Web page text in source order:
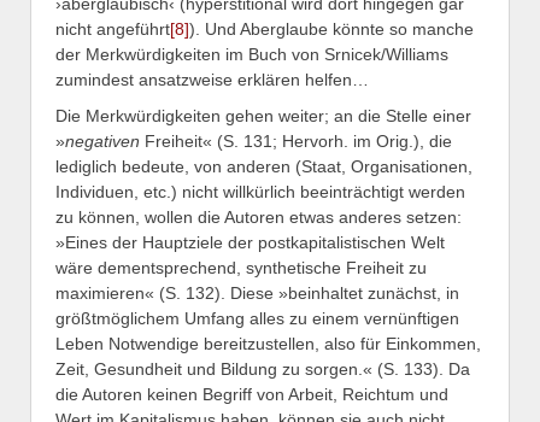
nicht angeführt[8]). Und Aberglaube könnte so manche
der Merkwürdigkeiten im Buch von Srnicek/Williams
zumindest ansatzweise erklären helfen…
Die Merkwürdigkeiten gehen weiter; an die Stelle einer
»negativen Freiheit« (S. 131; Hervorh. im Orig.), die
lediglich bedeute, von anderen (Staat, Organisationen,
Individuen, etc.) nicht willkürlich beeinträchtigt werden
zu können, wollen die Autoren etwas anderes setzen:
»Eines der Hauptziele der postkapitalistischen Welt
wäre dementsprechend, synthetische Freiheit zu
maximieren« (S. 132). Diese »beinhaltet zunächst, in
größtmöglichem Umfang alles zu einem vernünftigen
Leben Notwendige bereitzustellen, also für Einkommen,
Zeit, Gesundheit und Bildung zu sorgen.« (S. 133). Da
die Autoren keinen Begriff von Arbeit, Reichtum und